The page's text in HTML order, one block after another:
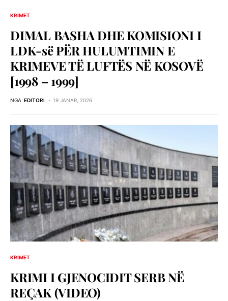
KRIMET
DIMAL BASHA DHE KOMISIONI I
LDK-së PËR HULUMTIMIN E
KRIMEVE TË LUFTËS NË KOSOVË
[1998 – 1999]
NGA EDITORI 19 JANAR, 2026
KRIMET
KRIMI I GJENOCIDIT SERB NЁ
REÇAK (VIDEO)